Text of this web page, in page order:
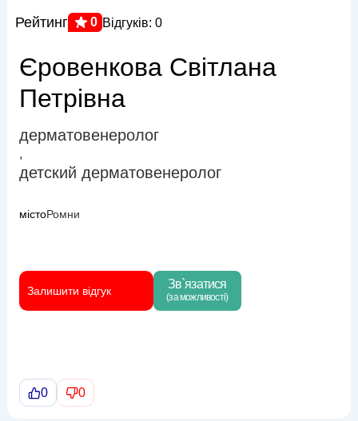
Рейтинг 0 Відгуків: 0
Єровенкова Світлана
Петрівна
дерматовенеролог
,
детский дерматовенеролог
містоРомни
Залишити відгук Зв`язатися
(за можливості)
0 0